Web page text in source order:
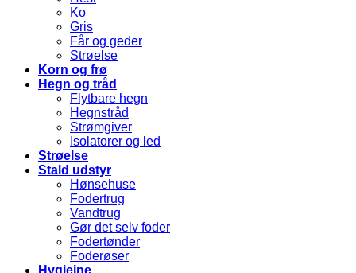
Ko
Gris
Får og geder
Strøelse
Korn og frø
Hegn og tråd
Flytbare hegn
Hegnstråd
Strømgiver
Isolatorer og led
Strøelse
Stald udstyr
Hønsehuse
Fodertrug
Vandtrug
Gør det selv foder
Fodertønder
Foderøser